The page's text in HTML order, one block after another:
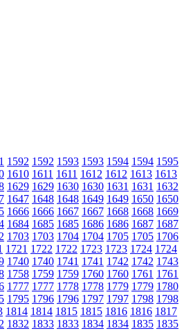
1592 1592 1593 1593 1594 1594 1595
1610 1611 1611 1612 1612 1613 1613
1629 1629 1630 1630 1631 1631 1632
1647 1648 1648 1649 1649 1650 1650
1666 1666 1667 1667 1668 1668 1669
1684 1685 1685 1686 1686 1687 1687
1703 1703 1704 1704 1705 1705 1706
1721 1722 1722 1723 1723 1724 1724
1740 1740 1741 1741 1742 1742 1743
1758 1759 1759 1760 1760 1761 1761
1777 1777 1778 1778 1779 1779 1780
1795 1796 1796 1797 1797 1798 1798
1814 1814 1815 1815 1816 1816 1817
1832 1833 1833 1834 1834 1835 1835